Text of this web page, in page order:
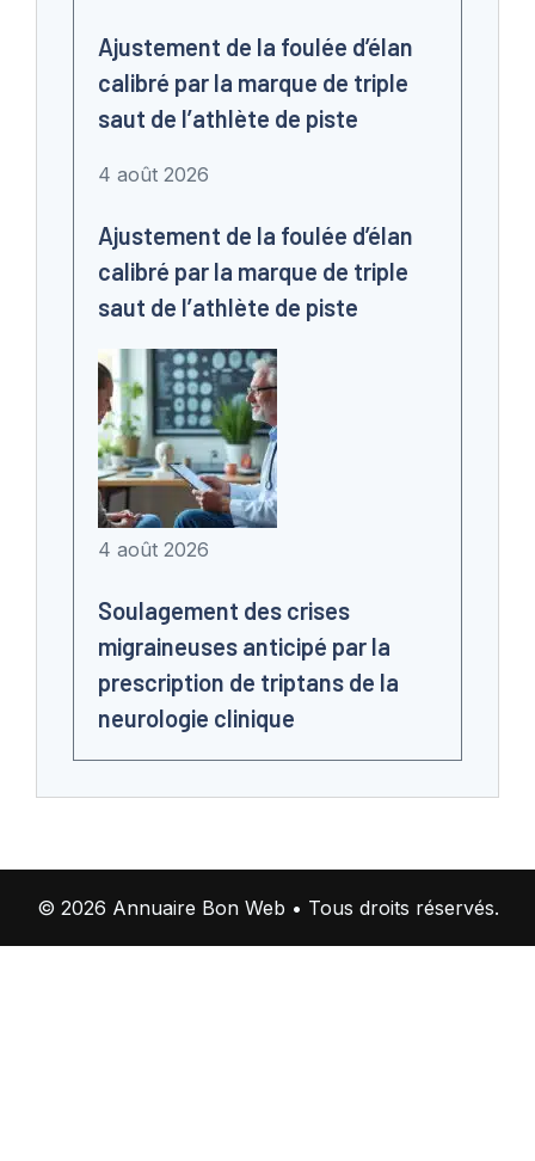
Ajustement de la foulée d’élan
calibré par la marque de triple
saut de l’athlète de piste
4 août 2026
Ajustement de la foulée d’élan
calibré par la marque de triple
saut de l’athlète de piste
4 août 2026
Soulagement des crises
migraineuses anticipé par la
prescription de triptans de la
neurologie clinique
© 2026 Annuaire Bon Web • Tous droits réservés.